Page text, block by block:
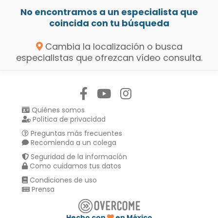
No encontramos a un especialista que
coincida con tu búsqueda
Cambia la localización o busca
especialistas que ofrezcan vídeo consulta.
Quiénes somos
Política de privacidad
Preguntas más frecuentes
Recomienda a un colega
Seguridad de la información
Como cuidamos tus datos
Condiciones de uso
Prensa